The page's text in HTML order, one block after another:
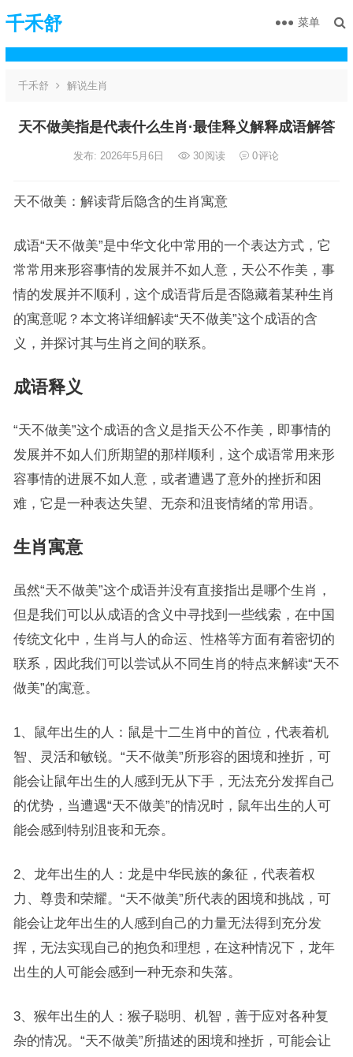
千禾舒 菜单
千禾舒 解说生肖
天不做美指是代表什么生肖·最佳释义解释成语解答
发布: 2026年5月6日 30阅读 0评论
天不做美：解读背后隐含的生肖寓意
成语“天不做美”是中华文化中常用的一个表达方式，它
常常用来形容事情的发展并不如人意，天公不作美，事
情的发展并不顺利，这个成语背后是否隐藏着某种生肖
的寓意呢？本文将详细解读“天不做美”这个成语的含
义，并探讨其与生肖之间的联系。
成语释义
“天不做美”这个成语的含义是指天公不作美，即事情的
发展并不如人们所期望的那样顺利，这个成语常用来形
容事情的进展不如人意，或者遭遇了意外的挫折和困
难，它是一种表达失望、无奈和沮丧情绪的常用语。
生肖寓意
虽然“天不做美”这个成语并没有直接指出是哪个生肖，
但是我们可以从成语的含义中寻找到一些线索，在中国
传统文化中，生肖与人的命运、性格等方面有着密切的
联系，因此我们可以尝试从不同生肖的特点来解读“天不
做美”的寓意。
1、鼠年出生的人：鼠是十二生肖中的首位，代表着机
智、灵活和敏锐。“天不做美”所形容的困境和挫折，可
能会让鼠年出生的人感到无从下手，无法充分发挥自己
的优势，当遭遇“天不做美”的情况时，鼠年出生的人可
能会感到特别沮丧和无奈。
2、龙年出生的人：龙是中华民族的象征，代表着权
力、尊贵和荣耀。“天不做美”所代表的困境和挑战，可
能会让龙年出生的人感到自己的力量无法得到充分发
挥，无法实现自己的抱负和理想，在这种情况下，龙年
出生的人可能会感到一种无奈和失落。
3、猴年出生的人：猴子聪明、机智，善于应对各种复
杂的情况。“天不做美”所描述的困境和挫折，可能会让